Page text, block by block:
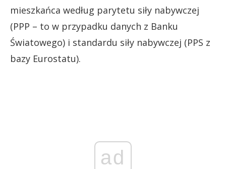
mieszkańca według parytetu siły nabywczej
(PPP – to w przypadku danych z Banku
Światowego) i standardu siły nabywczej (PPS z
bazy Eurostatu).
ad